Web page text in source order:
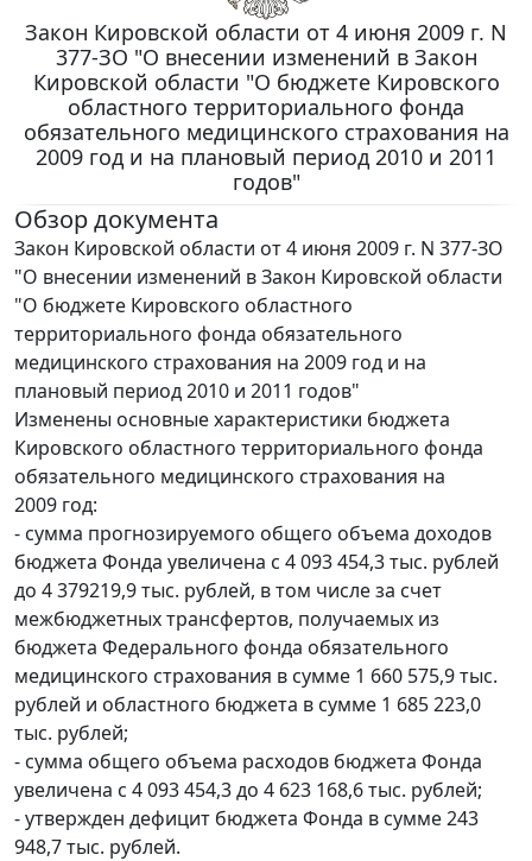
Закон Кировской области от 4 июня 2009 г. N
377-ЗО "О внесении изменений в Закон
Кировской области "О бюджете Кировского
областного территориального фонда
обязательного медицинского страхования на
2009 год и на плановый период 2010 и 2011
годов"
Обзор документа
Закон Кировской области от 4 июня 2009 г. N 377-ЗО
"О внесении изменений в Закон Кировской области
"О бюджете Кировского областного
территориального фонда обязательного
медицинского страхования на 2009 год и на
плановый период 2010 и 2011 годов"
Изменены основные характеристики бюджета
Кировского областного территориального фонда
обязательного медицинского страхования на
2009 год:
- сумма прогнозируемого общего объема доходов
бюджета Фонда увеличена с 4 093 454,3 тыс. рублей
до 4 379219,9 тыс. рублей, в том числе за счет
межбюджетных трансфертов, получаемых из
бюджета Федерального фонда обязательного
медицинского страхования в сумме 1 660 575,9 тыс.
рублей и областного бюджета в сумме 1 685 223,0
тыс. рублей;
- сумма общего объема расходов бюджета Фонда
увеличена с 4 093 454,3 до 4 623 168,6 тыс. рублей;
- утвержден дефицит бюджета Фонда в сумме 243
948,7 тыс. рублей.